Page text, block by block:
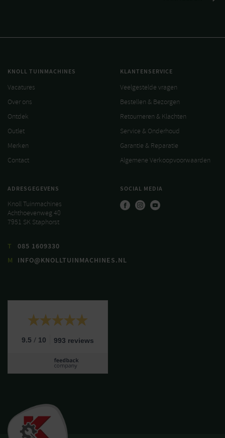
KNOLL TUINMACHINES
Vacatures
Over ons
Ontdek
Outlet
Merken
Contact
KLANTENSERVICE
Veelgestelde vragen
Bestellen & Bezorgen
Retourneren & Klachten
Service & Onderhoud
Garantie & Reparatie
Algemene Verkoopvoorwaarden
ADRESGEGEVENS
Knoll Tuinmachines
Achthoevenweg 40
7951 SK Staphorst
T
085 1609330
M
INFO@KNOLLTUINMACHINES.NL
SOCIAL MEDIA
9.5 / 10 993 reviews